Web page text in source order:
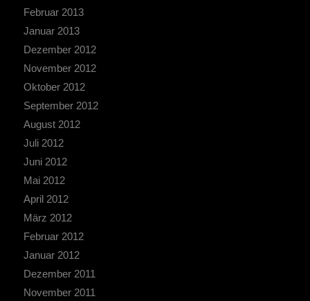
Februar 2013
Januar 2013
Dezember 2012
November 2012
Oktober 2012
September 2012
August 2012
Juli 2012
Juni 2012
Mai 2012
April 2012
März 2012
Februar 2012
Januar 2012
Dezember 2011
November 2011